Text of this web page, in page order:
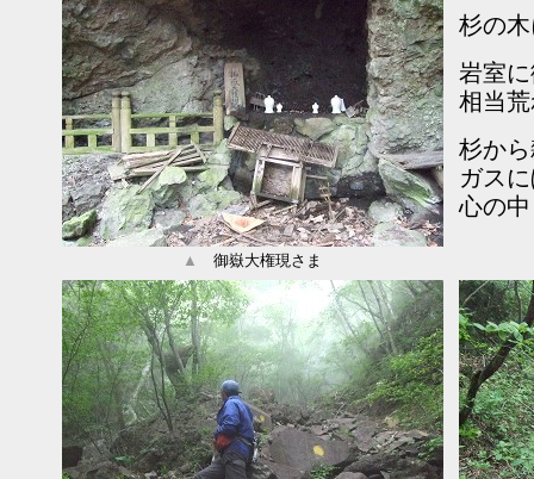
杉の
岩室
相当
杉か
ガス
心の
▲ 御嶽大権現さま